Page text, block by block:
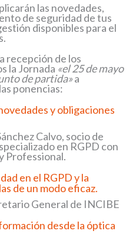
las novedades,
de seguridad de tus
disponibles para el
recepción de los
la Jornada «el 25 de mayo
de partida»a
ponencias:
y obligaciones
Calvo, socio de
en RGPD con
Professional.
en el RGPD y la
de un modo eficaz.
General de INCIBE
desde la óptica